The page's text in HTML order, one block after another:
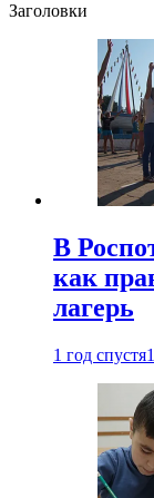
Заголовки
В
как
лагерь
1 год спустя